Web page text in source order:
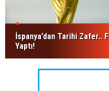
İspanya’dan Tarihi Zafer..
Yaptı!